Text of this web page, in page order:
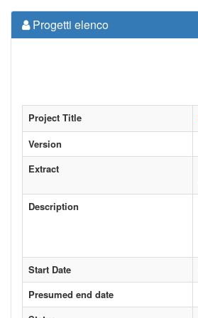
Progetti elenco
Project Title
Version
Extract
Description
Start Date
Presumed end date